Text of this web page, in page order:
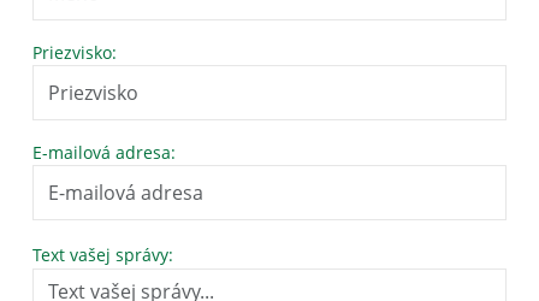
Priezvisko:
E-mailová adresa:
Text vašej správy: